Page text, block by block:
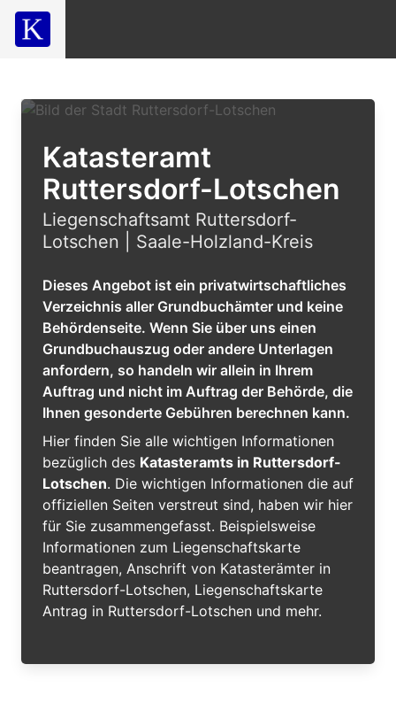
Katasteramt
Ruttersdorf-Lotschen
Liegenschaftsamt Ruttersdorf-
Lotschen | Saale-Holzland-Kreis
Dieses Angebot ist ein privatwirtschaftliches
Verzeichnis aller Grundbuchämter und keine
Behördenseite. Wenn Sie über uns einen
Grundbuchauszug oder andere Unterlagen
anfordern, so handeln wir allein in Ihrem
Auftrag und nicht im Auftrag der Behörde, die
Ihnen gesonderte Gebühren berechnen kann.
Hier finden Sie alle wichtigen Informationen
bezüglich des Katasteramts in Ruttersdorf-
Lotschen. Die wichtigen Informationen die auf
offiziellen Seiten verstreut sind, haben wir hier
für Sie zusammengefasst. Beispielsweise
Informationen zum Liegenschaftskarte
beantragen, Anschrift von Katasterämter in
Ruttersdorf-Lotschen, Liegenschaftskarte
Antrag in Ruttersdorf-Lotschen und mehr.